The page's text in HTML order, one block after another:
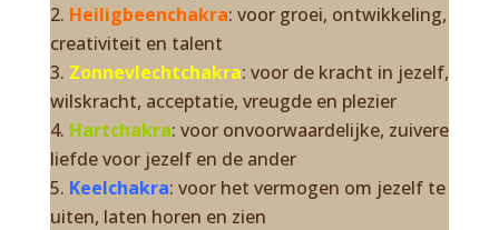
Heiligbeenchakra: voor groei, ontwikkeling,
creativiteit en talent
Zonnevlechtchakra: voor de kracht in jezelf,
wilskracht, acceptatie, vreugde en plezier
Hartchakra: voor onvoorwaardelijke, zuivere
liefde voor jezelf en de ander
Keelchakra: voor het vermogen om jezelf te
uiten, laten horen en zien